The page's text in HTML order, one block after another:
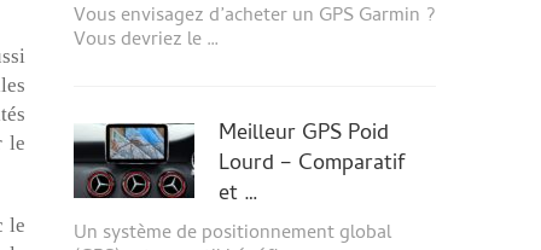
le
le
Vous envisagez d’acheter un GPS Garmin ?
Vous devriez le …
Meilleur GPS Poid
Lourd – Comparatif
et …
Un système de positionnement global